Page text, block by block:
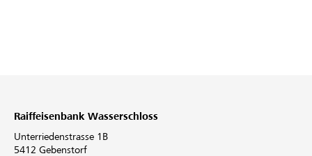
Raiffeisenbank Wasserschloss
Unterriedenstrasse 1B
5412 Gebenstorf